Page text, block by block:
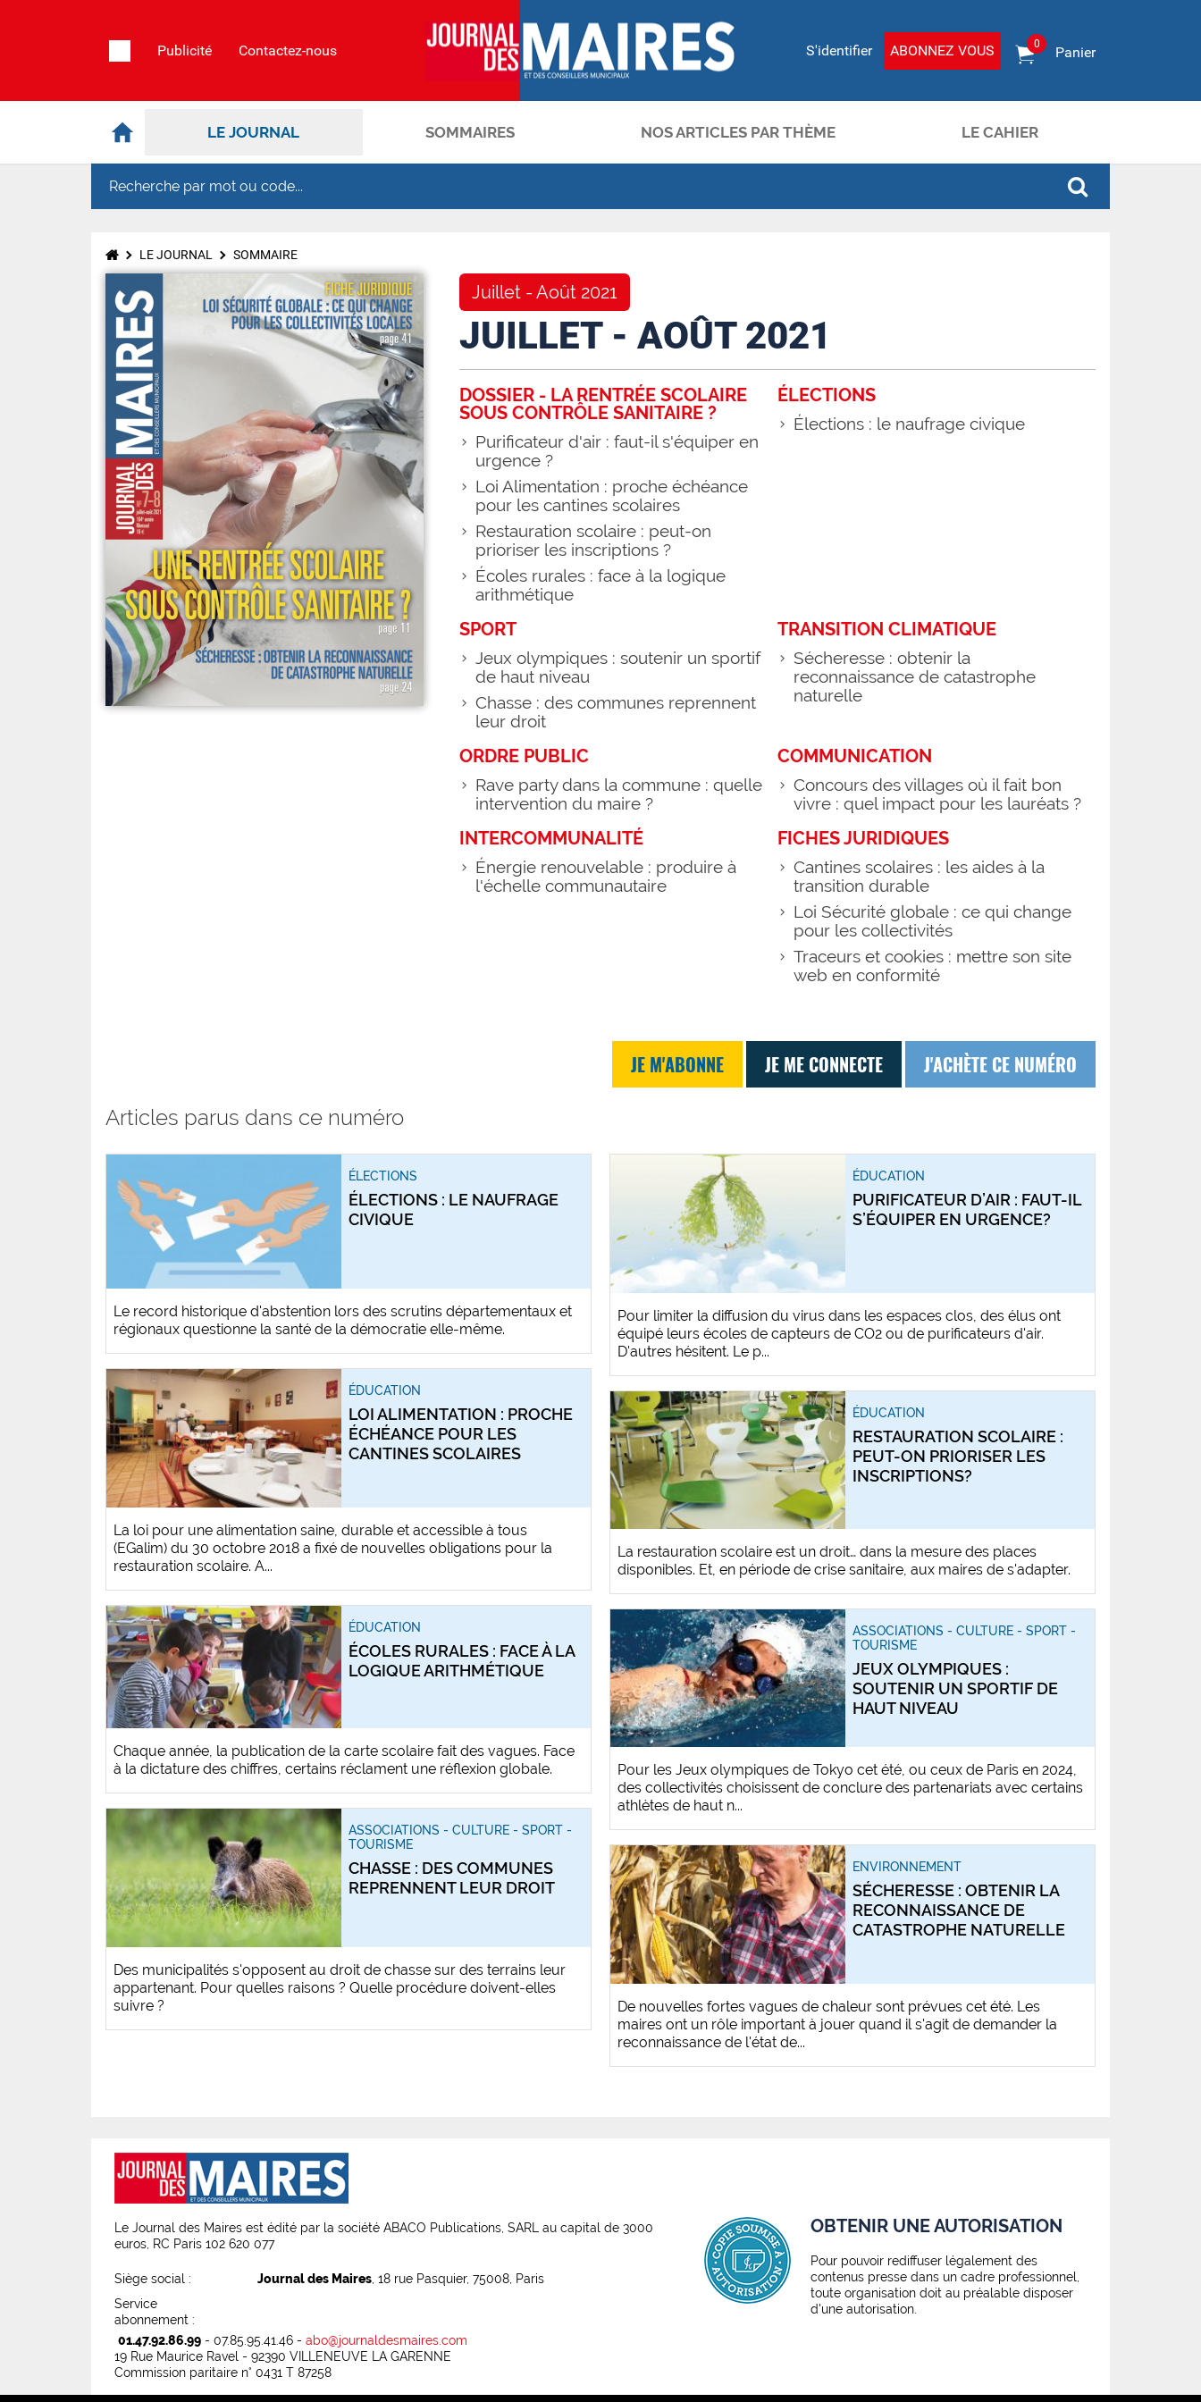
Publicité Contactez-nous S'identifier ABONNEZ VOUS Panier
0
LE JOURNAL SOMMAIRES NOS ARTICLES PAR THÈME LE CAHIER
LE JOURNAL SOMMAIRE
Juillet - Août 2021
JUILLET - AOÛT 2021
DOSSIER - LA RENTRÉE SCOLAIRE
SOUS CONTRÔLE SANITAIRE ?
Purificateur d'air : faut-il s'équiper en
urgence ?
Loi Alimentation : proche échéance
pour les cantines scolaires
Restauration scolaire : peut-on
prioriser les inscriptions ?
Écoles rurales : face à la logique
arithmétique
ÉLECTIONS
Élections : le naufrage civique
SPORT
Jeux olympiques : soutenir un sportif
de haut niveau
Chasse : des communes reprennent
leur droit
TRANSITION CLIMATIQUE
Sécheresse : obtenir la
reconnaissance de catastrophe
naturelle
ORDRE PUBLIC
Rave party dans la commune : quelle
intervention du maire ?
COMMUNICATION
Concours des villages où il fait bon
vivre : quel impact pour les lauréats ?
INTERCOMMUNALITÉ
Énergie renouvelable : produire à
l'échelle communautaire
FICHES JURIDIQUES
Cantines scolaires : les aides à la
transition durable
Loi Sécurité globale : ce qui change
pour les collectivités
Traceurs et cookies : mettre son site
web en conformité
JE M'ABONNE JE ME CONNECTE J'ACHÈTE CE NUMÉRO
Articles parus dans ce numéro
ÉLECTIONS
ÉLECTIONS : LE NAUFRAGE
CIVIQUE
Le record historique d'abstention lors des scrutins départementaux et
régionaux questionne la santé de la démocratie elle-même.
ÉDUCATION
LOI ALIMENTATION : PROCHE
ÉCHÉANCE POUR LES
CANTINES SCOLAIRES
La loi pour une alimentation saine, durable et accessible à tous
(EGalim) du 30 octobre 2018 a fixé de nouvelles obligations pour la
restauration scolaire. A...
ÉDUCATION
ÉCOLES RURALES : FACE À LA
LOGIQUE ARITHMÉTIQUE
Chaque année, la publication de la carte scolaire fait des vagues. Face
à la dictature des chiffres, certains réclament une réflexion globale.
ASSOCIATIONS - CULTURE - SPORT -
TOURISME
CHASSE : DES COMMUNES
REPRENNENT LEUR DROIT
Des municipalités s'opposent au droit de chasse sur des terrains leur
appartenant. Pour quelles raisons ? Quelle procédure doivent-elles
suivre ?
ÉDUCATION
PURIFICATEUR D’AIR : FAUT-IL
S’ÉQUIPER EN URGENCE?
Pour limiter la diffusion du virus dans les espaces clos, des élus ont
équipé leurs écoles de capteurs de CO2 ou de purificateurs d'air.
D'autres hésitent. Le p...
ÉDUCATION
RESTAURATION SCOLAIRE :
PEUT-ON PRIORISER LES
INSCRIPTIONS?
La restauration scolaire est un droit… dans la mesure des places
disponibles. Et, en période de crise sanitaire, aux maires de s'adapter.
ASSOCIATIONS - CULTURE - SPORT -
TOURISME
JEUX OLYMPIQUES :
SOUTENIR UN SPORTIF DE
HAUT NIVEAU
Pour les Jeux olympiques de Tokyo cet été, ou ceux de Paris en 2024,
des collectivités choisissent de conclure des partenariats avec certains
athlètes de haut n...
ENVIRONNEMENT
SÉCHERESSE : OBTENIR LA
RECONNAISSANCE DE
CATASTROPHE NATURELLE
De nouvelles fortes vagues de chaleur sont prévues cet été. Les
maires ont un rôle important à jouer quand il s'agit de demander la
reconnaissance de l'état de...
Le Journal des Maires est édité par la société ABACO Publications, SARL au capital de 3000
euros, RC Paris 102 620 077
Siège social : Journal des Maires, 18 rue Pasquier, 75008, Paris
Service
abonnement :
01.47.92.86.99 - 07.85.95.41.46 - abo@journaldesmaires.com
19 Rue Maurice Ravel - 92390 VILLENEUVE LA GARENNE
Commission paritaire n° 0431 T 87258
OBTENIR UNE AUTORISATION
Pour pouvoir rediffuser légalement des
contenus presse dans un cadre professionnel,
toute organisation doit au préalable disposer
d'une autorisation.